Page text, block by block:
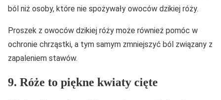
ból niż osoby, które nie spożywały owoców dzikiej róży.
Proszek z owoców dzikiej róży może również pomóc w
ochronie chrząstki, a tym samym zmniejszyć ból związany z
zapaleniem stawów.
9. Róże to piękne kwiaty cięte